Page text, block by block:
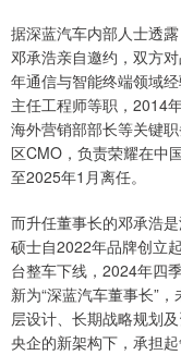
据深蓝汽车内部人士透
邓承浩亲自邀约，双方
年通信与智能终端领域
主任工程师等职，2014
海外营销部部长等关键
区CMO，负责荣耀在中
至2025年1月离任。
而升任董事长的邓承浩
硕士自2022年品牌创立
台整车下线，2024年四
新为“深蓝汽车董事长”
层设计、长期战略规划
央企的新架构下，承担